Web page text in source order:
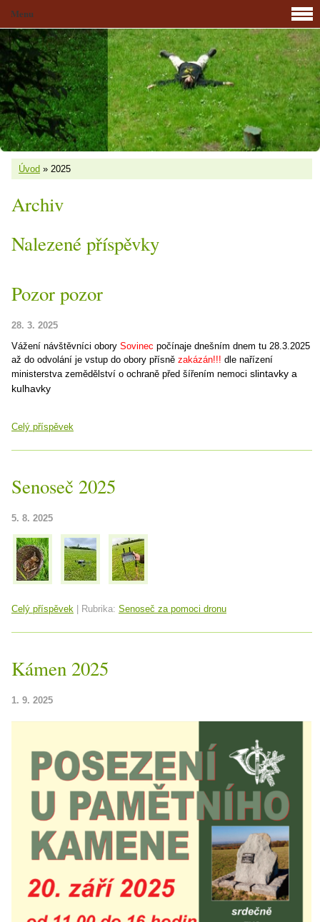
Úvod » 2025
Archiv
Nalezené příspěvky
Pozor pozor
28. 3. 2025
Vážení návštěvníci obory Sovinec počínaje dnešním dnem tu 28.3.2025
až do odvolání je vstup do obory přísně zakázán!!! dle nařízení
ministerstva zemědělství o ochraně před šířením nemoci slintavky a
kulhavky
Celý příspěvek
Senoseč 2025
5. 8. 2025
Celý příspěvek Rubrika: Senoseč za pomoci dronu
Kámen 2025
1. 9. 2025
Menu